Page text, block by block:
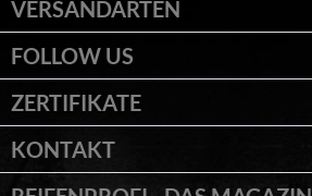
VERSANDARTEN
FOLLOW US
ZERTIFIKATE
KONTAKT